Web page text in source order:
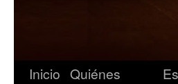
Inicio Quiénes